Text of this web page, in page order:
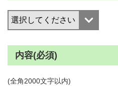
内容(必須)
(全角2000文字以内)